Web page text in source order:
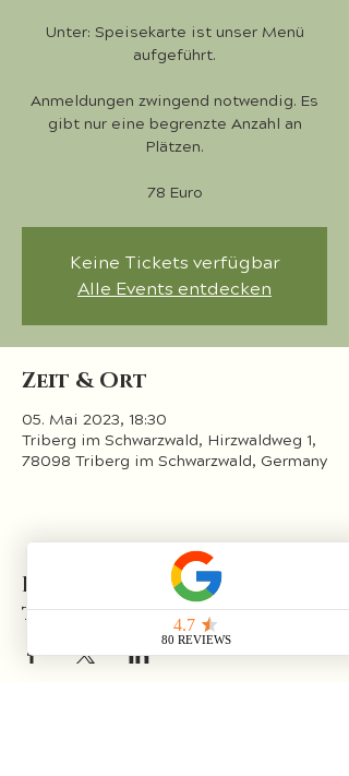
Unter: Speisekarte ist unser Menü
aufgeführt.
Anmeldungen zwingend notwendig. Es
gibt nur eine begrenzte Anzahl an
Plätzen.
78 Euro
Keine Tickets verfügbar
Alle Events entdecken
Zeit & Ort
05. Mai 2023, 18:30
Triberg im Schwarzwald, Hirzwaldweg 1,
78098 Triberg im Schwarzwald, Germany
Diese Veranstaltung
teilen